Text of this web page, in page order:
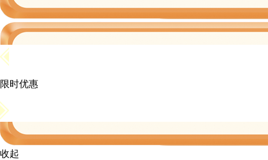
限时优惠
收起